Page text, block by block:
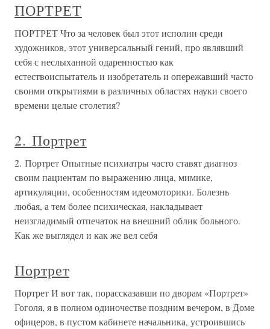
ПОРТРЕТ
ПОРТРЕТ Что за человек был этот исполин среди
художников, этот универсальный гений, про являвший
себя с неслыханной одаренностью как
естествоиспытатель и изобретатель и опережавший часто
своими открытиями в различных областях науки своего
времени целые столетия?
2. Портрет
2. Портрет Опытные психиатры часто ставят диагноз
своим пациентам по выражению лица, мимике,
артикуляции, особенностям идеомоторики. Болезнь
любая, а тем более психическая, накладывает
неизгладимый отпечаток на внешний облик больного.
Как же выглядел и как же вел себя
Портрет
Портрет И вот так, порассказавши по дворам «Портрет»
Гоголя, я в полном одиночестве поздним вечером, в Доме
офицеров, в пустом кабинете начальника, устроившись